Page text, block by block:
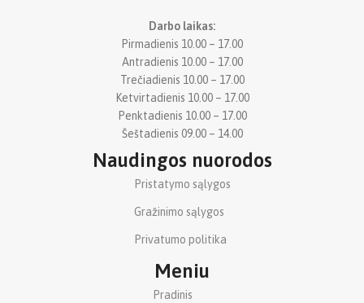
Darbo laikas:
Pirmadienis 10.00 – 17.00
Antradienis 10.00 – 17.00
Trečiadienis 10.00 – 17.00
Ketvirtadienis 10.00 – 17.00
Penktadienis 10.00 – 17.00
Šeštadienis 09.00 – 14.00
Naudingos nuorodos
Pristatymo sąlygos
Gražinimo sąlygos
Privatumo politika
Meniu
Pradinis